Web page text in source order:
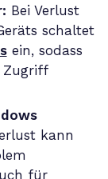
Bei Verlust
schaltet
ein, sodass
Zugriff
kann
für